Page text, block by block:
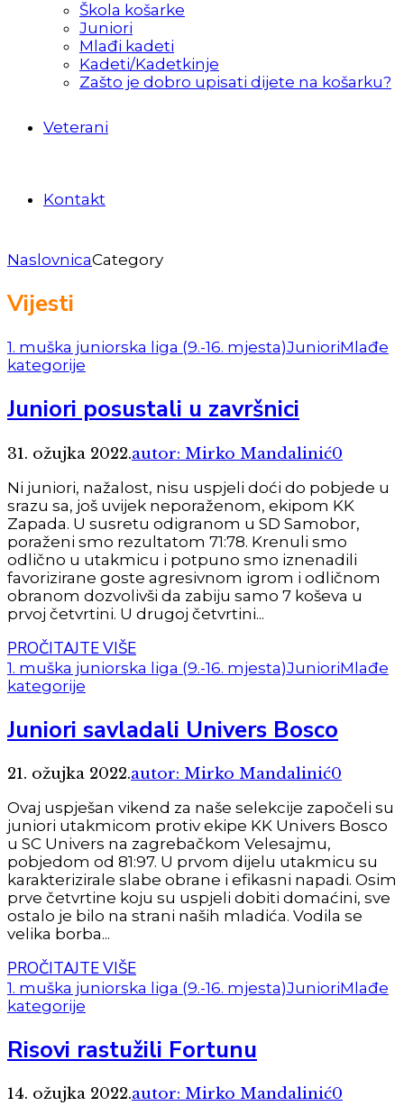
Škola košarke
Juniori
Mlađi kadeti
Kadeti/Kadetkinje
Zašto je dobro upisati dijete na košarku?
Veterani
Kontakt
NaslovnicaCategory
Vijesti
1. muška juniorska liga (9.-16. mjesta)JunioriMlađe
kategorije
Juniori posustali u završnici
31. ožujka 2022.autor: Mirko Mandalinić0
Ni juniori, nažalost, nisu uspjeli doći do pobjede u
srazu sa, još uvijek neporaženom, ekipom KK
Zapada. U susretu odigranom u SD Samobor,
poraženi smo rezultatom 71:78. Krenuli smo
odlično u utakmicu i potpuno smo iznenadili
favorizirane goste agresivnom igrom i odličnom
obranom dozvolivši da zabiju samo 7 koševa u
prvoj četvrtini. U drugoj četvrtini...
PROČITAJTE VIŠE
1. muška juniorska liga (9.-16. mjesta)JunioriMlađe
kategorije
Juniori savladali Univers Bosco
21. ožujka 2022.autor: Mirko Mandalinić0
Ovaj uspješan vikend za naše selekcije započeli su
juniori utakmicom protiv ekipe KK Univers Bosco
u SC Univers na zagrebačkom Velesajmu,
pobjedom od 81:97. U prvom dijelu utakmicu su
karakterizirale slabe obrane i efikasni napadi. Osim
prve četvrtine koju su uspjeli dobiti domaćini, sve
ostalo je bilo na strani naših mladića. Vodila se
velika borba...
PROČITAJTE VIŠE
1. muška juniorska liga (9.-16. mjesta)JunioriMlađe
kategorije
Risovi rastužili Fortunu
14. ožujka 2022.autor: Mirko Mandalinić0